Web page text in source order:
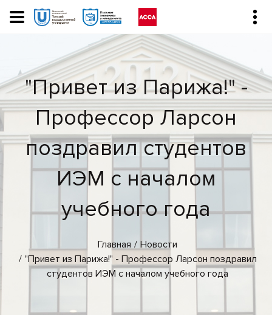
"Привет из Парижа!" -
Профессор Ларсон
поздравил студентов
ИЭМ с началом
учебного года
Главная
Новости
"Привет из Парижа!" - Профессор Ларсон поздравил
студентов ИЭМ с началом учебного года